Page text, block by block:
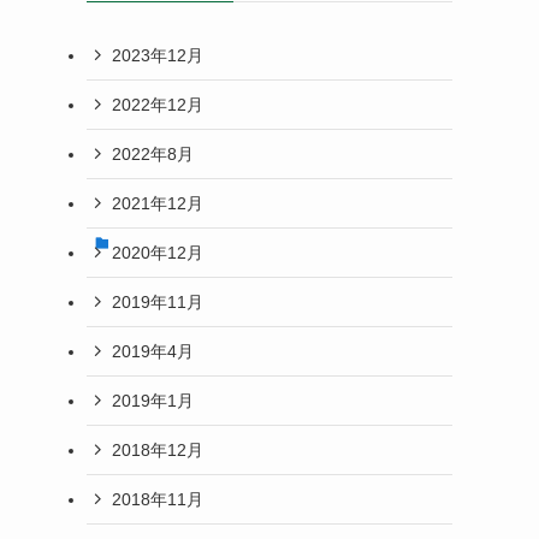
2023年12月
2022年12月
2022年8月
2021年12月
2020年12月
2019年11月
2019年4月
2019年1月
2018年12月
2018年11月